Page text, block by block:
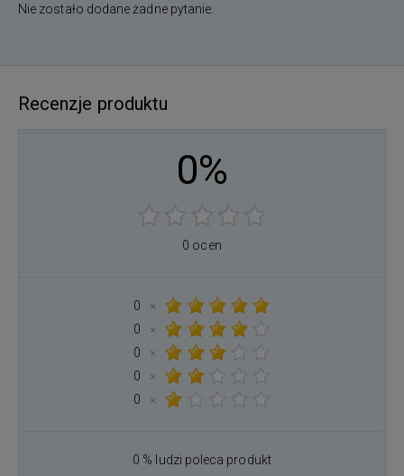
Nie zostało dodane żadne pytanie.
Recenzje produktu
0%
0 ocen
0
×
0
×
0
×
0
×
0
×
0 % ludzi poleca produkt